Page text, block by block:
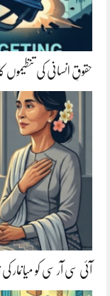
حقوقِ انسانی کی تنظیموں
آئی سی آر سی کو